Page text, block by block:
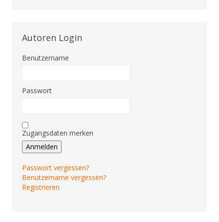
Autoren Login
Benutzername
Passwort
Zugangsdaten merken
Anmelden
Passwort vergessen?
Benutzername vergessen?
Registrieren